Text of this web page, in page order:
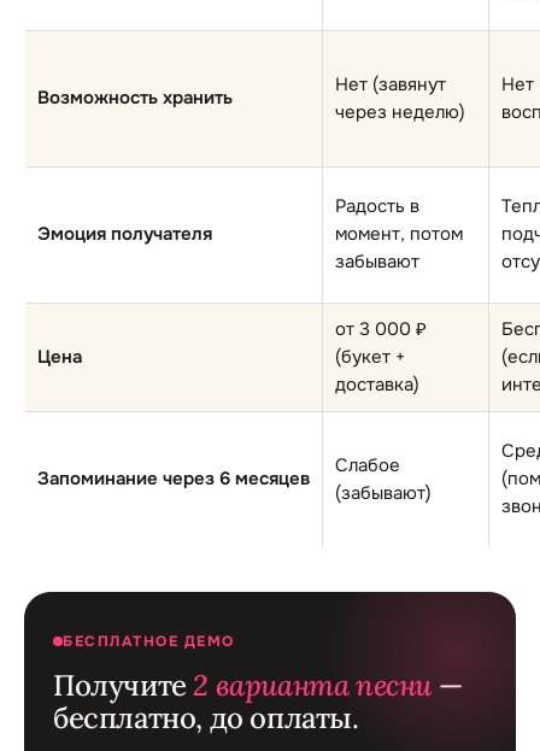
Возможность хранить
Нет (завянут
через неделю)
Нет
Эмоция получателя
Радость в
момент, потом
забывают
Цена
от 3 000 ₽
(букет +
доставка)
Запоминание через 6 месяцев
Слабое
(забывают)
БЕСПЛАТНОЕ ДЕМО
Получите2 варианта песни —
бесплатно, до оплаты.